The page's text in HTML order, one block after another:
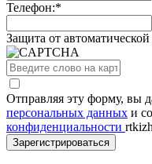
Телефон:*
Защита от
Отправляя эту форму, вы
персональных данных и
конфиденциальности